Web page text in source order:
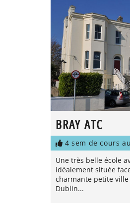
BRAY ATC
4 sem de cours
Une très belle école
idéalement située
charmante petite
Dublin...